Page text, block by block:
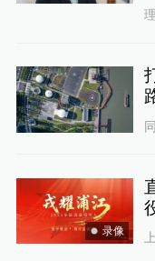
录像